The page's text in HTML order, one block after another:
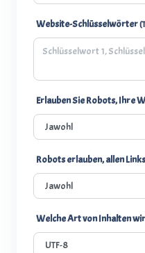
Website-Schlüsselwörter
Erlauben Sie Robots, Ihre
Robots erlauben, allen
Welche Art von Inhalten